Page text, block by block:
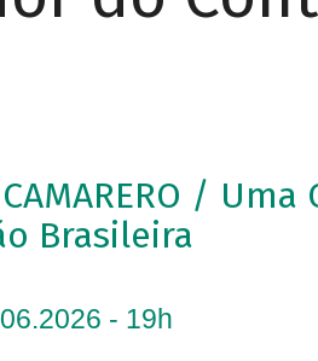
CAMARERO /
Brasileira
- 19h